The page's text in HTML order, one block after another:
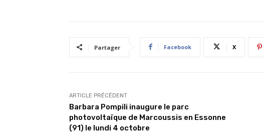
Partager Facebook X
ARTICLE PRÉCÉDENT
Barbara Pompili inaugure le parc
photovoltaïque de Marcoussis en Essonne
(91) le lundi 4 octobre